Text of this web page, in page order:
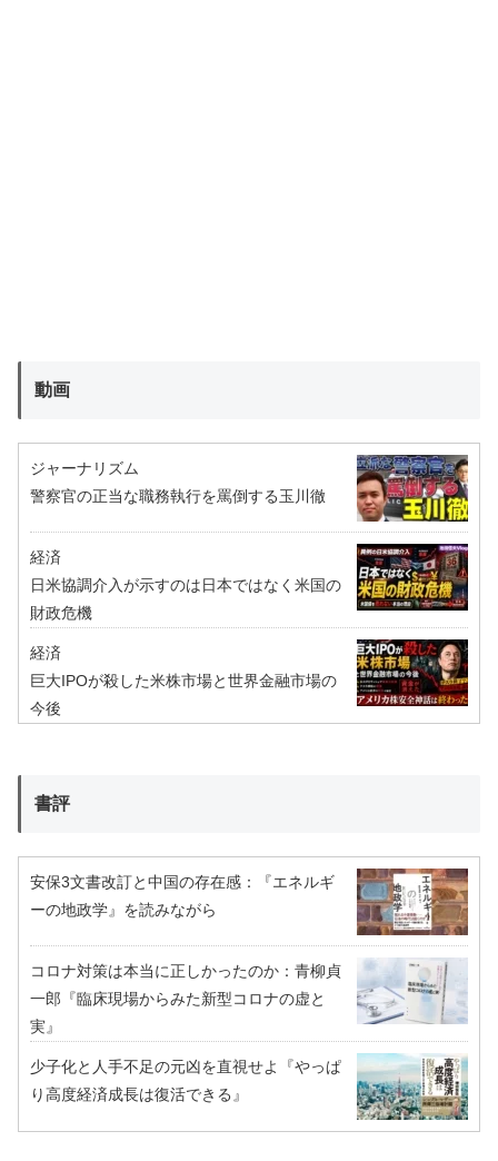
動画
ジャーナリズム
警察官の正当な職務執行を罵倒する玉川徹
経済
日米協調介入が示すのは日本ではなく米国の
財政危機
経済
巨大IPOが殺した米株市場と世界金融市場の
今後
書評
安保3文書改訂と中国の存在感：『エネルギ
ーの地政学』を読みながら
コロナ対策は本当に正しかったのか：青柳貞
一郎『臨床現場からみた新型コロナの虚と
実』
少子化と人手不足の元凶を直視せよ『やっぱ
り高度経済成長は復活できる』